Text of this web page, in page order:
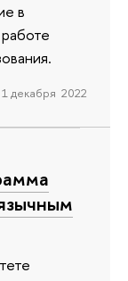
в
1 декабря 2022